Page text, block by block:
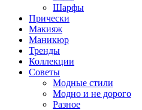
Шарфы
Прически
Макияж
Маникюр
Тренды
Коллекции
Советы
Модные стили
Модно и не дорого
Разное